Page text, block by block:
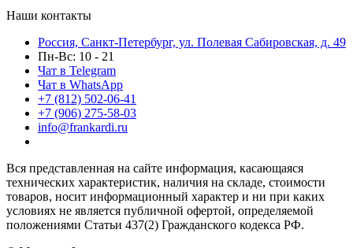
Наши контакты
Россия, Санкт-Петербург, ул. Полевая Сабировская, д. 49
Пн-Вс: 10 - 21
Чат в Telegram
Чат в WhatsApp
+7 (812) 502-06-41
+7 (906) 275-58-03
info@frankardi.ru
Вся представленная на сайте информация, касающаяся
технических характеристик, наличия на складе, стоимости
товаров, носит информационный характер и ни при каких
условиях не является публичной офертой, определяемой
положениями Статьи 437(2) Гражданского кодекса РФ.